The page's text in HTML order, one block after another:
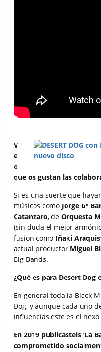
V
e
o
que os gustan las
Si es una suerte que
músicos como Jorge Gª
Catanzaro, deOrquesta
(sin duda el mejor
fusion como Iñaki
actual productor Miguel
Big Bands.
¿Qué es para Desert Dog
En general toda la Black
Dog, y aunque cada uno
influencias este es el
En 2019 publicasteis ‘La
comprometido